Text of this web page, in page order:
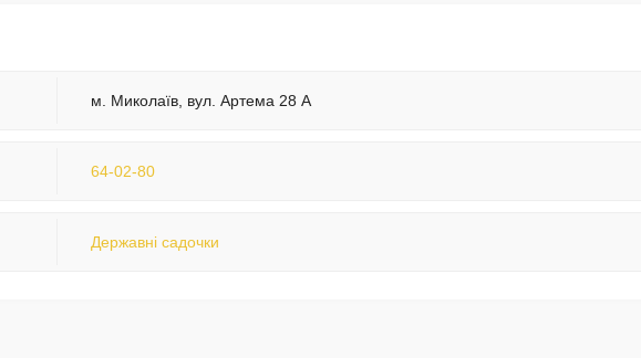
м. Миколаїв, вул. Артема 28 А
64-02-80
Державні садочки